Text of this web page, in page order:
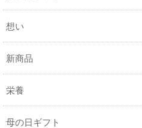
想い
新商品
栄養
母の日ギフト